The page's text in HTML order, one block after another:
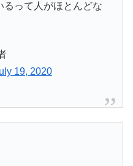
るって人がほとんどな
19, 2020